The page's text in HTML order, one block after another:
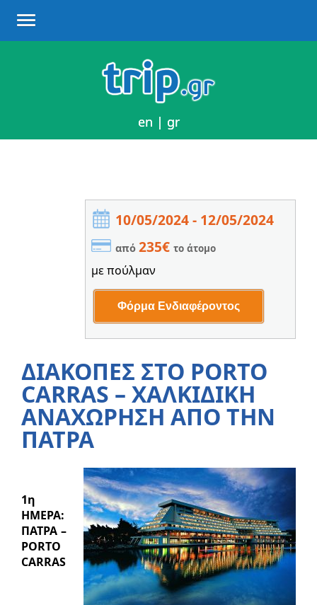
en | gr
en | gr
10/05/2024 - 12/05/2024
από 235€ το άτομο
με πούλμαν
ΔΙΑΚΟΠΕΣ ΣΤΟ PORTO
CARRAS – ΧΑΛΚΙΔΙΚΗ
ΑΝΑΧΩΡΗΣΗ ΑΠΟ ΤΗΝ
ΠΑΤΡΑ
1η
ΗΜΕΡΑ:
ΠΑΤΡΑ –
PORTO
CARRAS